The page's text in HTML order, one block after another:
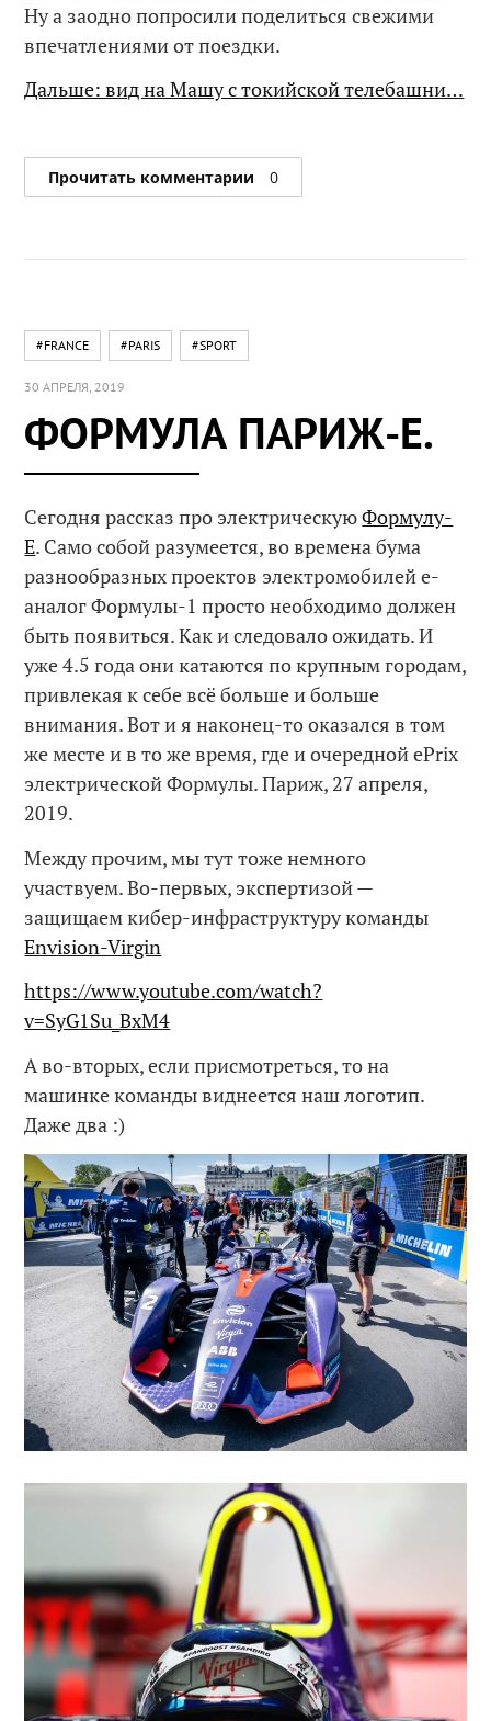
Ну а заодно попросили поделиться свежими
впечатлениями от поездки.
Дальше: вид на Машу с токийской телебашни…
Прочитать комментарии 0
#FRANCE #PARIS #SPORT
30 АПРЕЛЯ, 2019
ФОРМУЛА ПАРИЖ-Е.
Сегодня рассказ про электрическуюФормулу-
Е. Само собой разумеется, во времена бума
разнообразных проектов электромобилей е-
аналог Формулы-1 просто необходимо должен
быть появиться. Как и следовало ожидать. И
уже 4.5 года они катаются по крупным городам,
привлекая к себе всё больше и больше
внимания. Вот и я наконец-то оказался в том
же месте и в то же время, где и очередной ePrix
электрической Формулы. Париж, 27 апреля,
2019.
Между прочим, мы тут тоже немного
участвуем. Во-первых, экспертизой —
защищаем кибер-инфраструктуру команды
Envision-Virgin
https://www.youtube.com/watch?
v=SyG1Su_BxM4
А во-вторых, если присмотреться, то на
машинке команды виднеется наш логотип.
Даже два :)